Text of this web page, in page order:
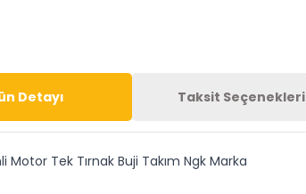
Detayı Taksit Seçenekleri
Motor Tek Tırnak Buji Takım Ngk Marka